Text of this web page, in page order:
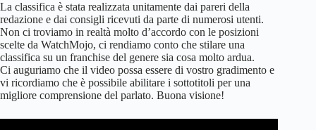
La classifica è stata realizzata unitamente dai pareri della
redazione e dai consigli ricevuti da parte di numerosi utenti.
Non ci troviamo in realtà molto d’accordo con le posizioni
scelte da WatchMojo, ci rendiamo conto che stilare una
classifica su un franchise del genere sia cosa molto ardua.
Ci auguriamo che il video possa essere di vostro gradimento e
vi ricordiamo che è possibile abilitare i sottotitoli per una
migliore comprensione del parlato. Buona visione!